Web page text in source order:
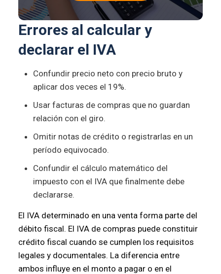
Errores al calcular y
declarar el IVA
Confundir precio neto con precio bruto y
aplicar dos veces el 19%.
Usar facturas de compras que no guardan
relación con el giro.
Omitir notas de crédito o registrarlas en un
período equivocado.
Confundir el cálculo matemático del
impuesto con el IVA que finalmente debe
declararse.
El IVA determinado en una venta forma parte del
débito fiscal. El IVA de compras puede constituir
crédito fiscal cuando se cumplen los requisitos
legales y documentales. La diferencia entre
ambos influye en el monto a pagar o en el